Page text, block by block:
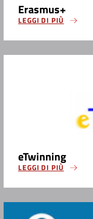
Erasmus+
LEGGI DI PIÙ
eTwinning
LEGGI DI PIÙ